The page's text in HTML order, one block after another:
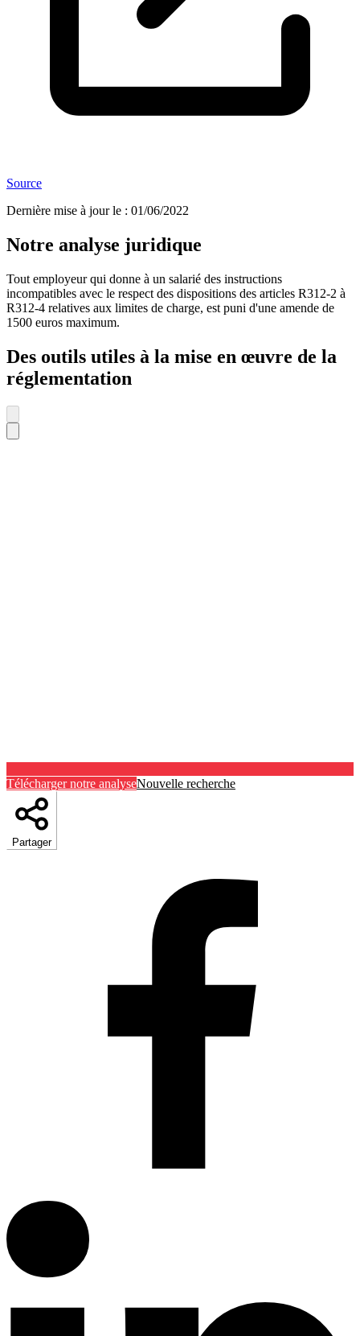
Source
Dernière mise à jour le : 01/06/2022
Notre analyse juridique
Tout employeur qui donne à un salarié des instructions
incompatibles avec le respect des dispositions des articles R312-2 à
R312-4 relatives aux limites de charge, est puni d'une amende de
1500 euros maximum.
Des outils utiles à la mise en œuvre de la
réglementation
Télécharger notre analyseNouvelle recherche
Partager